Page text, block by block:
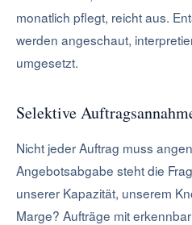
monatlich pflegt, reicht aus.
werden angeschaut,
umgesetzt.
Selektive
Nicht jeder Auftrag muss
Angebotsabgabe steht die
unserer Kapazität, unserem
Marge? Aufträge mit